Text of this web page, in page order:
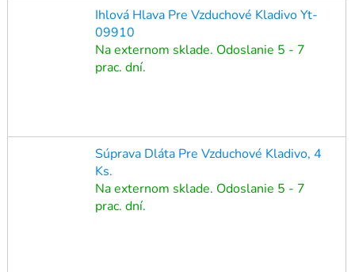
Ihlová Hlava Pre Vzduchové Kladivo Yt-
09910
Na externom sklade. Odoslanie 5 - 7
prac. dní.
Súprava Dláta Pre Vzduchové Kladivo, 4
Ks.
Na externom sklade. Odoslanie 5 - 7
prac. dní.